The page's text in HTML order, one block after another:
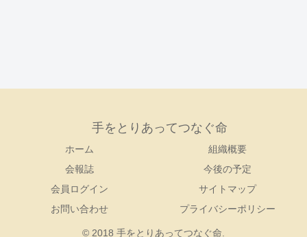
手をとりあってつなぐ命
ホーム
組織概要
会報誌
今後の予定
会員ログイン
サイトマップ
お問い合わせ
プライバシーポリシー
© 2018 手をとりあってつなぐ命.